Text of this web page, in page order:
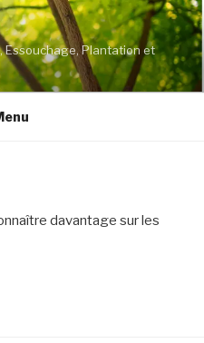
Essouchage, Plantation et
davantage sur les